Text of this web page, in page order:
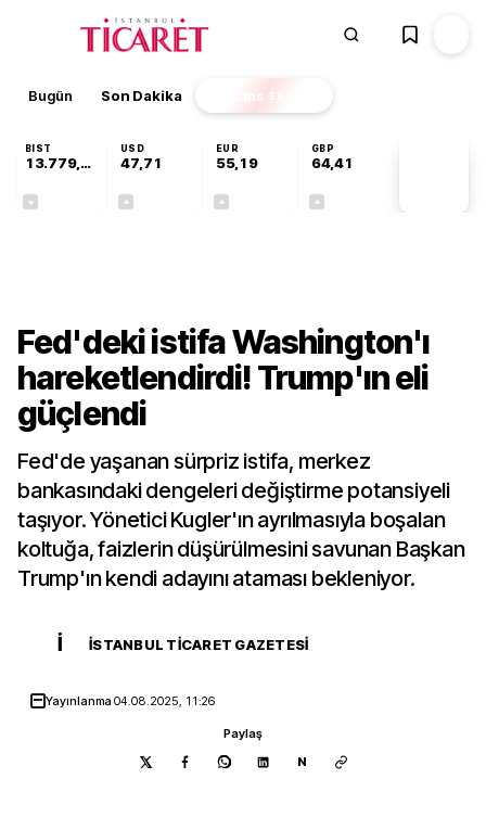
Bugün Son Dakika Finans EKSTRA
BIST
13.779,39
USD
47,71
EUR
55,19
GBP
64,41
Fed'deki istifa Washington'ı
hareketlendirdi! Trump'ın eli
güçlendi
Fed'de yaşanan sürpriz istifa, merkez
bankasındaki dengeleri değiştirme potansiyeli
taşıyor. Yönetici Kugler'ın ayrılmasıyla boşalan
koltuğa, faizlerin düşürülmesini savunan Başkan
Trump'ın kendi adayını ataması bekleniyor.
İ İSTANBUL TICARET GAZETESI
Yayınlanma04.08.2025, 11:26
Paylaş
N